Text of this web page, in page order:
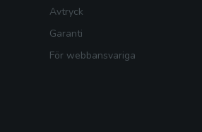
Avtryck
Garanti
För webbansvariga